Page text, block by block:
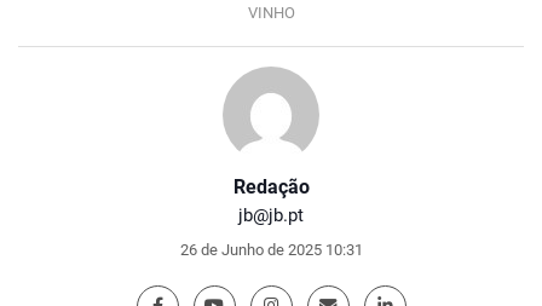
Redação
jb@jb.pt
26 de Junho de 2025 10:31
VINHO